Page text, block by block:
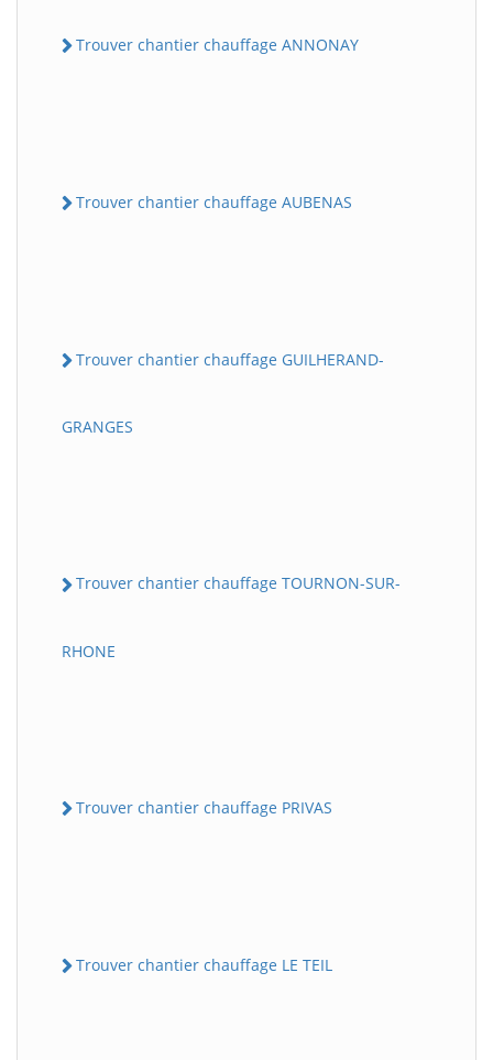
Trouver chantier chauffage ANNONAY
Trouver chantier chauffage AUBENAS
Trouver chantier chauffage GUILHERAND-
GRANGES
Trouver chantier chauffage TOURNON-SUR-
RHONE
Trouver chantier chauffage PRIVAS
Trouver chantier chauffage LE TEIL